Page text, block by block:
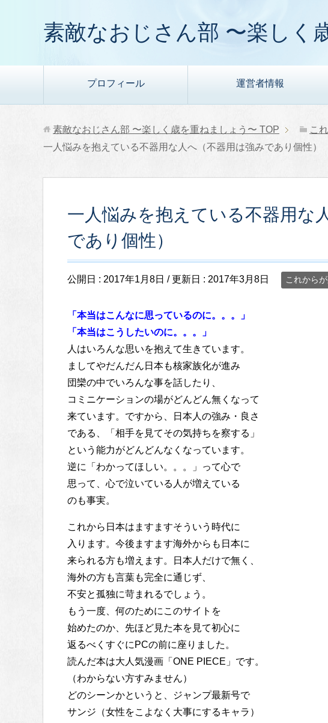
素敵なおじさん部 〜楽しく
プロフィール 運営者情報
素敵なおじさん部 〜楽しく歳を重ねましょう〜 TOP
こ
一人悩みを抱えている不器用な人へ（不器用は強みであり個性）
一人悩みを抱えている不器用な
であり個性）
公開日 : 2017年1月8日 / 更新日 : 2017年3月8日 これから
「本当はこんなに思っているのに。。。」
「本当はこうしたいのに。。。」
人はいろんな思いを抱えて生きています。
ましてやだんだん日本も核家族化が進み
団欒の中でいろんな事を話したり、
コミニケーションの場がどんどん無くなって
来ています。ですから、日本人の強み・良さ
である、「相手を見てその気持ちを察する」
という能力がどんどんなくなっています。
逆に「わかってほしい。。。」って心で
思って、心で泣いている人が増えている
のも事実。
これから日本はますますそういう時代に
入ります。今後ますます海外からも日本に
来られる方も増えます。日本人だけで無く、
海外の方も言葉も完全に通じず、
不安と孤独に苛まれるでしょう。
もう一度、何のためにこのサイトを
始めたのか、先ほど見た本を見て初心に
返るべくすぐにPCの前に座りました。
読んだ本は大人気漫画「ONE PIECE」です。
（わからない方すみません）
どのシーンかというと、ジャンプ最新号で
サンジ（女性をこよなく大事にするキャラ）